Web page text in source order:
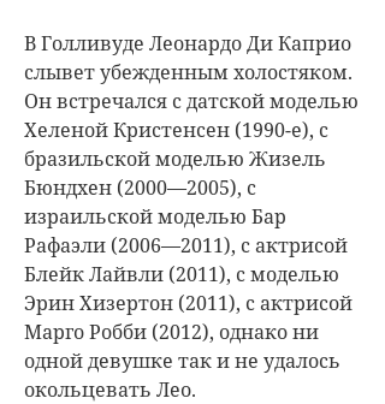
В Голливуде Леонардо Ди Каприо
слывет убежденным холостяком.
Он встречался с датской моделью
Хеленой Кристенсен (1990-е), с
бразильской моделью Жизель
Бюндхен (2000—2005), с
израильской моделью Бар
Рафаэли (2006—2011), с актрисой
Блейк Лайвли (2011), с моделью
Эрин Хизертон (2011), с актрисой
Марго Робби (2012), однако ни
одной девушке так и не удалось
окольцевать Лео.